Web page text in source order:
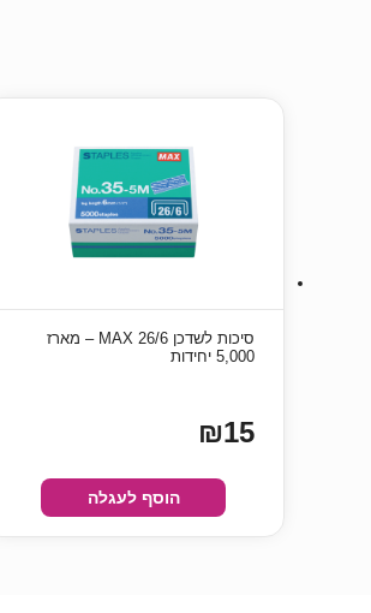
סיכות לשדכן 26/6 MAX – מארז
5,000 יחידות
₪15
הוסף לעגלה